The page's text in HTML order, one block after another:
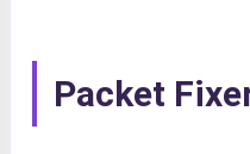
Packet